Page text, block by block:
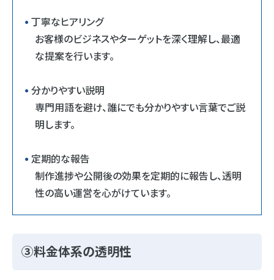
丁寧なヒアリング
お客様のビジネスやターゲットを深く理解し、最適
な提案を行います。
分かりやすい説明
専門用語を避け、誰にでも分かりやすい言葉でご説
明します。
定期的な報告
制作進捗や公開後の効果を定期的に報告し、透明
性の高い運営を心がけています。
③料金体系の透明性